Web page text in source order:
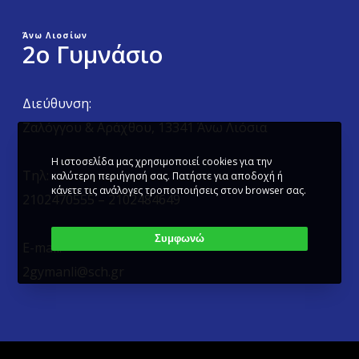
Άνω Λιοσίων
2ο Γυμνάσιο
Διεύθυνση:
Ζαλόγγου & Αράχθου, 13341 Άνω Λιόσια
2102470555 – 2102484649
E-mail:
Η ιστοσελίδα μας χρησιμοποιεί cookies για την
καλύτερη περιήγησή σας. Πατήστε για αποδοχή ή
κάνετε τις ανάλογες τροποποιήσεις στον browser σας.
Συμφωνώ